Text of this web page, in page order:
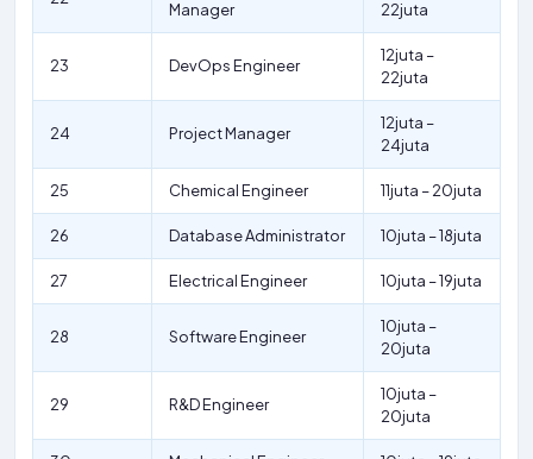
Manager
22juta
23 DevOps Engineer
12juta –
22juta
24 Project Manager
12juta –
24juta
25 Chemical Engineer 11juta – 20juta
26 Database Administrator 10juta – 18juta
27 Electrical Engineer 10juta – 19juta
28 Software Engineer
10juta –
20juta
29 R&D Engineer
10juta –
20juta